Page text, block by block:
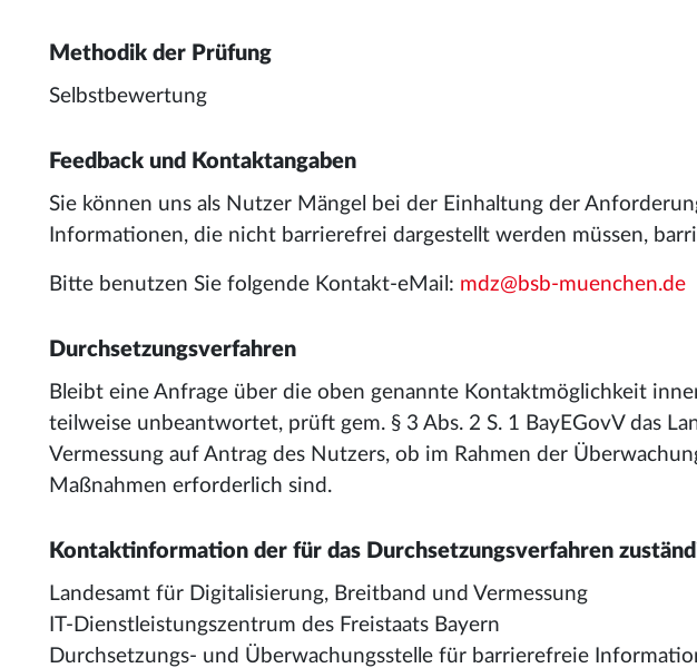
Methodik der Prüfung
Selbstbewertung
Feedback und Kontaktangaben
Sie können uns als Nutzer Mängel bei der Einhaltung der
Informationen, die nicht barrierefrei dargestellt werden müssen,
Bitte benutzen Sie folgende Kontakt-eMail: mdz@bsb-muenchen.de
Durchsetzungsverfahren
Bleibt eine Anfrage über die oben genannte Kontaktmöglichkeit
teilweise unbeantwortet, prüft gem. § 3 Abs. 2 S. 1 BayEGovV das
Vermessung auf Antrag des Nutzers, ob im Rahmen der
Maßnahmen erforderlich sind.
Kontaktinformation der für das Durchsetzungsverfahren
Landesamt für Digitalisierung, Breitband und Vermessung
IT-Dienstleistungszentrum des Freistaats Bayern
Durchsetzungs- und Überwachungsstelle für barrierefreie